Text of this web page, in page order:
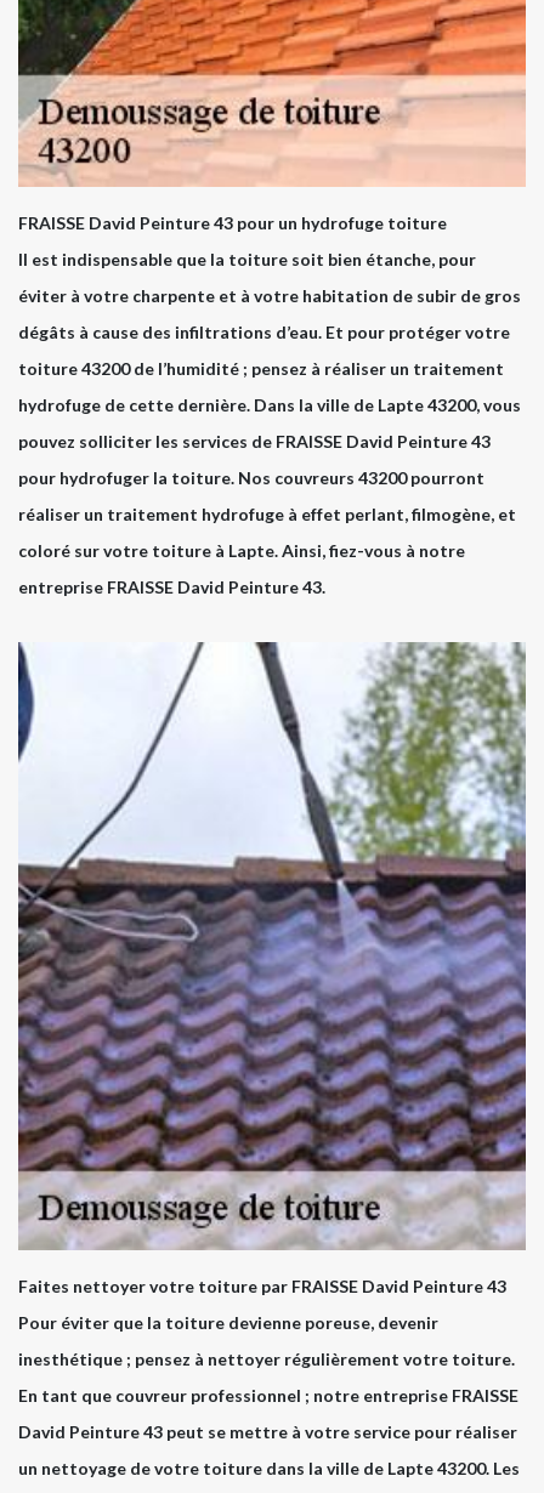
FRAISSE David Peinture 43 pour un hydrofuge toiture
Il est indispensable que la toiture soit bien étanche, pour
éviter à votre charpente et à votre habitation de subir de gros
dégâts à cause des infiltrations d’eau. Et pour protéger votre
toiture 43200 de l’humidité ; pensez à réaliser un traitement
hydrofuge de cette dernière. Dans la ville de Lapte 43200, vous
pouvez solliciter les services de FRAISSE David Peinture 43
pour hydrofuger la toiture. Nos couvreurs 43200 pourront
réaliser un traitement hydrofuge à effet perlant, filmogène, et
coloré sur votre toiture à Lapte. Ainsi, fiez-vous à notre
entreprise FRAISSE David Peinture 43.
Faites nettoyer votre toiture par FRAISSE David Peinture 43
Pour éviter que la toiture devienne poreuse, devenir
inesthétique ; pensez à nettoyer régulièrement votre toiture.
En tant que couvreur professionnel ; notre entreprise FRAISSE
David Peinture 43 peut se mettre à votre service pour réaliser
un nettoyage de votre toiture dans la ville de Lapte 43200. Les